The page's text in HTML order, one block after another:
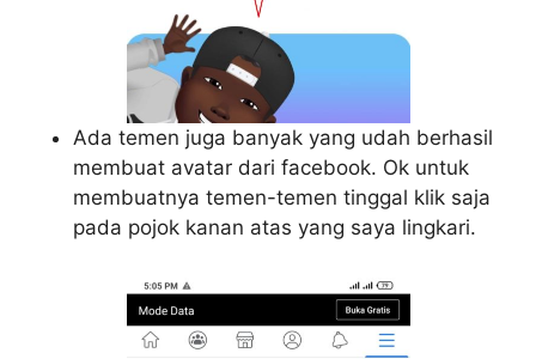
Ada temen juga banyak yang udah berhasil
membuat avatar dari facebook. Ok untuk
membuatnya temen-temen tinggal klik saja
pada pojok kanan atas yang saya lingkari.